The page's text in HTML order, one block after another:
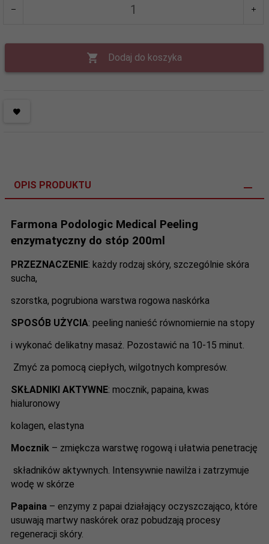
Dodaj do koszyka
OPIS PRODUKTU
Farmona Podologic Medical Peeling
enzymatyczny do stóp 200ml
PRZEZNACZENIE: każdy rodzaj skóry, szczególnie skóra
sucha,
szorstka, pogrubiona warstwa rogowa naskórka
SPOSÓB UŻYCIA: peeling nanieść równomiernie na stopy
i wykonać delikatny masaż. Pozostawić na 10-15 minut.
Zmyć za pomocą ciepłych, wilgotnych kompresów.
SKŁADNIKI AKTYWNE: mocznik, papaina, kwas
hialuronowy
kolagen, elastyna
Mocznik – zmiękcza warstwę rogową i ułatwia penetrację
składników aktywnych. Intensywnie nawilża i zatrzymuje
wodę w skórze
Papaina – enzymy z papai działający oczyszczająco, które
usuwają martwy naskórek oraz pobudzają procesy
regeneracji skóry.